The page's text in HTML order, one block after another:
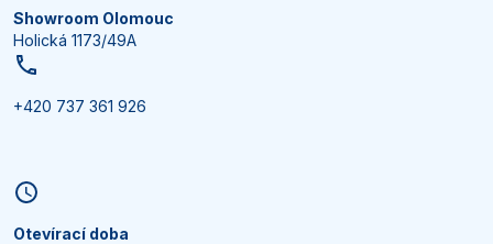
Showroom Olomouc
Holická 1173/49A
+420 737 361 926
Otevírací doba